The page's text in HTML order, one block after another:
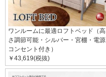
ワンルームに最適ロフトベッド（高
さ調節可能・シルバー・宮棚・電源
コンセント付き）
￥43,619(税抜)